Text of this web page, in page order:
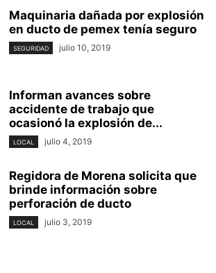
Maquinaria dañada por explosión
en ducto de pemex tenía seguro
SEGURIDAD julio 10, 2019
Informan avances sobre
accidente de trabajo que
ocasionó la explosión de...
LOCAL julio 4, 2019
Regidora de Morena solicita que
brinde información sobre
perforación de ducto
LOCAL julio 3, 2019